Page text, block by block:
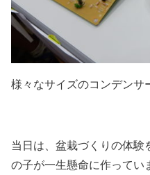
様々なサイズのコンデンサ
当日は、盆栽づくりの体
の子が一生懸命に作ってい